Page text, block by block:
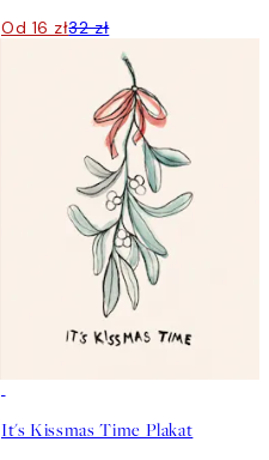
Od 16 zł32 zł
It's Kissmas Time Plakat